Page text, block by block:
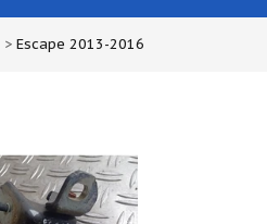
> Escape 2013-2016